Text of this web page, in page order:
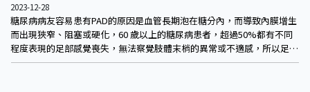
2023-12-28
糖尿病病友容易患有PAD的原因是血管長期泡在糖分內，而導致內膜增生
而出現狹窄、阻塞或硬化，60 歲以上的糖尿病患者，超過50%都有不同
程度表現的足部感覺喪失，無法察覺肢體末梢的異常或不適感，所以足部
受傷潰瘍的機會比一般人高出數倍。除了糖尿病友外，PAD的高風險因子